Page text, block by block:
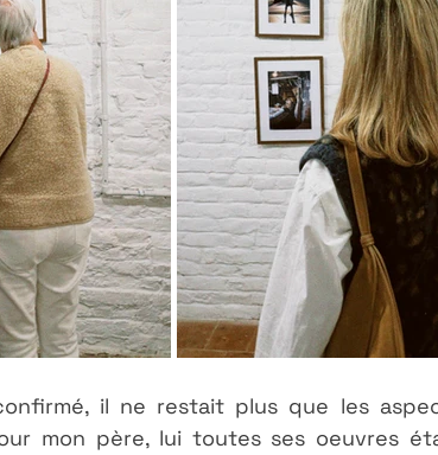
il ne restait plus que les
mon père, lui toutes ses oeuvres